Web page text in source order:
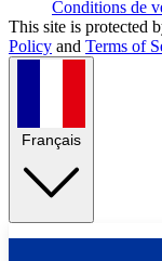
Conditions de
This site is protected
Policy and Terms of
Français